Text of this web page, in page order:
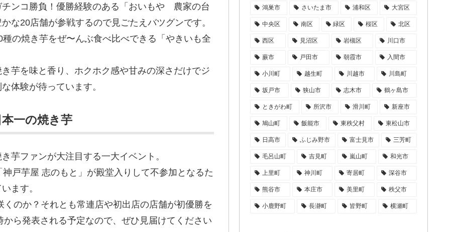
ンコ勝負！優勝経験のある「おいもや 農家の台
な20店舗が参戦するので見ごたえバツグンです。
の焼き芋をぜ〜んぶ食べ比べできる「やきいも全
芋を味と香り、ホクホク感や甘みの深さだけでジ
体験が待っています。
一の焼き芋
芋ファンが大注目する一大イベント。
戸芋屋 志のもと」が殿堂入りして不参加となるた
ます。
のか？それとも常連店や初出店の店舗が初優勝を
ら発表される予定なので、ぜひ見届けてください
鴻巣市 さいたま市 浦和区 大宮区
中央区 南区 緑区 桜区 北区
西区 見沼区 岩槻区 川口市
蕨市 戸田市 朝霞市 入間市
小川町 越生町 川越市 川島町
坂戸市 狭山市 志木市 鶴ヶ島市
ときがわ町 所沢市 滑川町 新座市
鳩山町 飯能市 東秩父村 東松山市
日高市 ふじみ野市 富士見市 三芳町
毛呂山町 吉見町 嵐山町 和光市
上里町 神川町 寄居町 深谷市
熊谷市 本庄市 美里町 秩父市
小鹿野町 長瀞町 皆野町 横瀬町